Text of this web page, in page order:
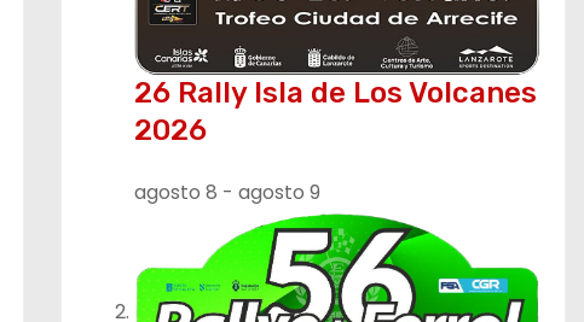
26 Rally Isla de Los Volcanes
2026
agosto 8 - agosto 9